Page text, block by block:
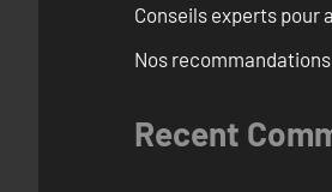
Conseils experts pour
Nos
Recent